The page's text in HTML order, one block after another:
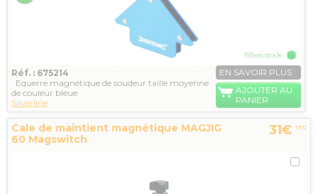
Réf. : 675214
Equerre magnétique de soudeur taille moyenne
de couleur bleue
Silverline
159 en stock
EN SAVOIR PLUS
AJOUTER AU
PANIER
Cale de maintient magnétique MAGJIG
60 Magswitch
31€ TTC